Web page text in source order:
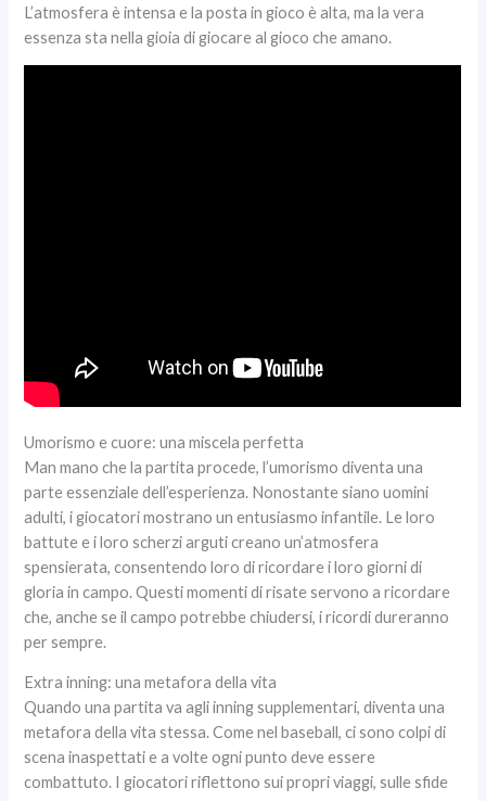
L’atmosfera è intensa e la posta in gioco è alta, ma la vera
essenza sta nella gioia di giocare al gioco che amano.
Umorismo e cuore: una miscela perfetta
Man mano che la partita procede, l’umorismo diventa una
parte essenziale dell’esperienza. Nonostante siano uomini
adulti, i giocatori mostrano un entusiasmo infantile. Le loro
battute e i loro scherzi arguti creano un’atmosfera
spensierata, consentendo loro di ricordare i loro giorni di
gloria in campo. Questi momenti di risate servono a ricordare
che, anche se il campo potrebbe chiudersi, i ricordi dureranno
per sempre.
Extra inning: una metafora della vita
Quando una partita va agli inning supplementari, diventa una
metafora della vita stessa. Come nel baseball, ci sono colpi di
scena inaspettati e a volte ogni punto deve essere
combattuto. I giocatori riflettono sui propri viaggi, sulle sfide